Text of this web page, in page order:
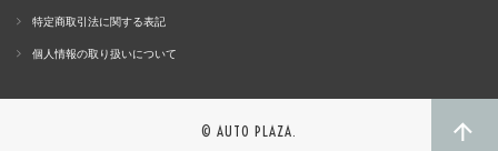
特定商取引法に関する表記
個人情報の取り扱いについて
© AUTO PLAZA.